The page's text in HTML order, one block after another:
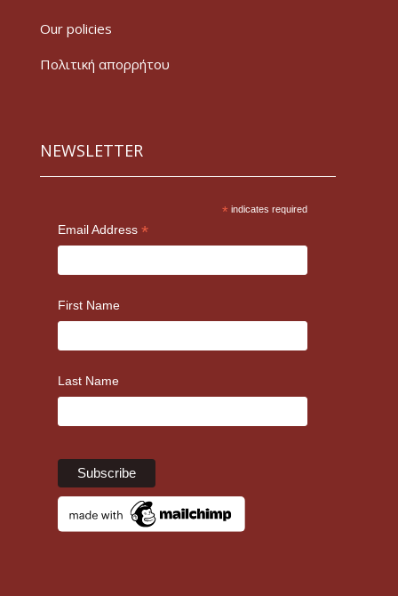
Our policies
Πολιτική απορρήτου
NEWSLETTER
* indicates required
Email Address *
First Name
Last Name